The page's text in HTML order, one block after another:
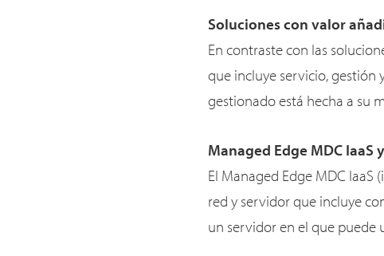
Soluciones con valor
En contraste con las
que incluye servicio, gestión
gestionado está hecha a su
Managed Edge MDC IaaS
El Managed Edge MDC
red y servidor que incluye
un servidor en el que puede